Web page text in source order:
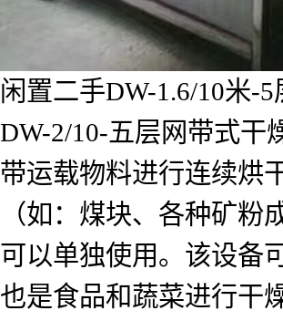
闲置二手DW-1.6/10米-
DW-2/10-五层网带式干
带运载物料进行连续烘
（如：煤块、各种矿
可以单独使用。该设备
也是食品和蔬菜进行干